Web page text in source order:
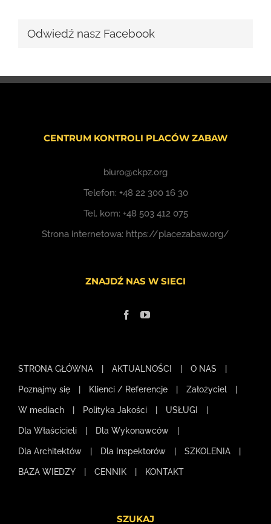
Odwiedź nasz Facebook
CENTRUM KONTROLI PLACÓW ZABAW
biuro@ckpz.org
Telefon: +48 22 300 16 30
Tel. kom: +48 503 412 075
Strona internetowa: https://placezabaw.org/
ZNAJDŹ NAS W SIECI
STRONA GŁÓWNA AKTUALNOŚCI O NAS
Poznajmy się Klienci / Referencje Założyciel
W mediach Polityka Jakości USŁUGI
Dla Właścicieli Dla Wykonawców
Dla Architektów Dla Inspektorów SZKOLENIA
BAZA WIEDZY CENNIK KONTAKT
SZUKAJ